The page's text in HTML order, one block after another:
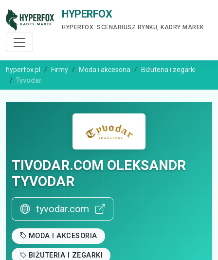
HYPERFOX
HYPERFOX: SCENARIUSZ RYNKU, KADRY MAREK
hyperfox.pl Firmy Moda i akcesoria
Biżuteria i zegarki
Tyvodar
TIVODAR.COM OLEKSANDR
TYVODAR
tyvodar.com
MODA I AKCESORIA
BIŻUTERIA I ZEGARKI